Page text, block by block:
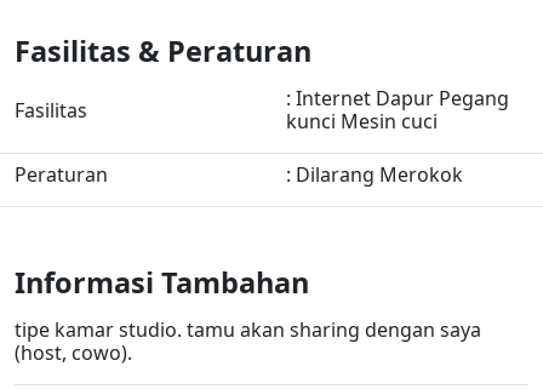
Fasilitas & Peraturan
Fasilitas
: Internet Dapur Pegang
kunci Mesin cuci
Peraturan
: Dilarang Merokok
Informasi Tambahan
tipe kamar studio. tamu akan sharing dengan saya
(host, cowo).